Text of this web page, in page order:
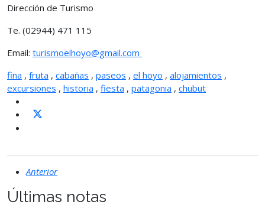
Dirección de Turismo
Te. (02944) 471 115
Email: turismoelhoyo@gmail.com
fina , fruta , cabañas , paseos , el hoyo , alojamientos ,
excursiones , historia , fiesta , patagonia , chubut
Anterior
Últimas notas